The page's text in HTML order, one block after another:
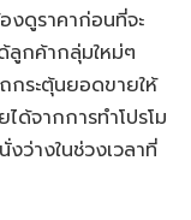
งดูราคาก่อนที่จะ
ลูกค้ากลุ่มใหม่ๆ
กระตุ้นยอดขายให้
จากการทำโปรโม
ว่างในช่วงเวลาที่